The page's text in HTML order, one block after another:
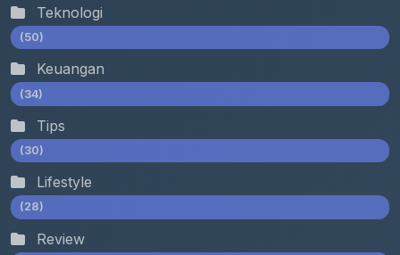
Teknologi
(50)
Keuangan
(34)
Tips
(30)
Lifestyle
(28)
Review